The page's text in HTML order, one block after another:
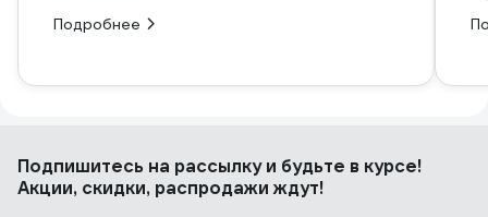
Подробнее
Подпишитесь на рассылкуи будьте в курсе!
Акции, скидки, распродажи ждут!